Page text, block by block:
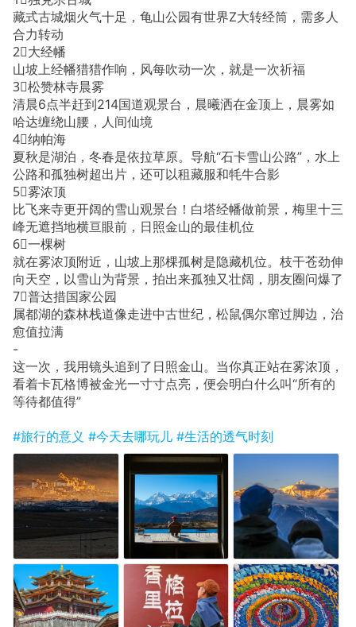
藏式古城烟火气十足，龟山公园有世界Z大转经筒，需多人
合力转动
2⃣️大经幡
山坡上经幡猎猎作响，风每吹动一次，就是一次祈福
3⃣️松赞林寺晨雾
清晨6点半赶到214国道观景台，晨曦洒在金顶上，晨雾如
哈达缠绕山腰，人间仙境
4⃣️纳帕海
夏秋是湖泊，冬春是依拉草原。导航“石卡雪山公路”，水上
公路和孤独树超出片，还可以租藏服和牦牛合影
5⃣️雾浓顶
比飞来寺更开阔的雪山观景台！白塔经幡做前景，梅里十三
峰无遮挡地横亘眼前，日照金山的最佳机位
6⃣️一棵树
就在雾浓顶附近，山坡上那棵孤树是隐藏机位。枝干苍劲伸
向天空，以雪山为背景，拍出来孤独又壮阔，朋友圈问爆了
7⃣️普达措国家公园
属都湖的森林栈道像走进中古世纪，松鼠偶尔窜过脚边，治
愈值拉满
-
这一次，我用镜头追到了日照金山。当你真正站在雾浓顶，
看着卡瓦格博被金光一寸寸点亮，便会明白什么叫“所有的
等待都值得”
#旅行的意义 #今天去哪玩儿 #生活的透气时刻